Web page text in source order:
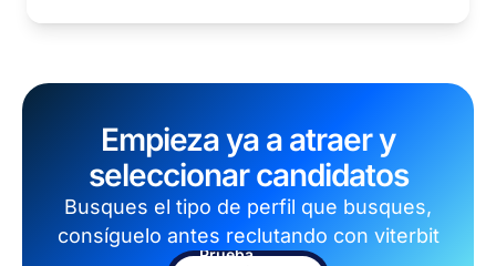
Empieza ya a atraer y
seleccionar candidatos
Busques el tipo de perfil que busques,
consíguelo antes reclutando con viterbit
Prueba